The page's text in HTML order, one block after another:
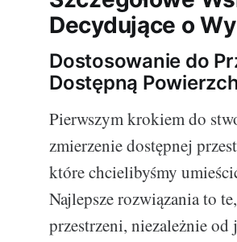
Decydujące o
Dostosowanie do
Dostępną
Pierwszym krokiem do
zmierzenie dostępnej
które chcielibyśmy
Najlepsze rozwiązania to
przestrzeni, niezależnie